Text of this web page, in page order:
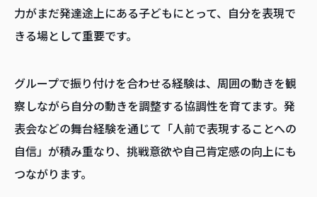
力がまだ発達途上にある子どもにとって、自分を表現で
きる場として重要です。
グループで振り付けを合わせる経験は、周囲の動きを観
察しながら自分の動きを調整する協調性を育てます。発
表会などの舞台経験を通じて「人前で表現することへの
自信」が積み重なり、挑戦意欲や自己肯定感の向上にも
つながります。